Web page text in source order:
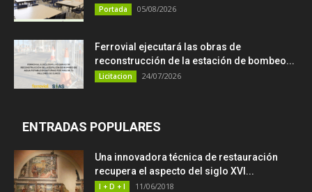
Portada 05/08/2026
Ferrovial ejecutará las obras de
reconstrucción de la estación de bombeo...
Licitacion 24/07/2026
ENTRADAS POPULARES
Una innovadora técnica de restauración
recupera el aspecto del siglo XVI...
I + D + I 11/06/2018